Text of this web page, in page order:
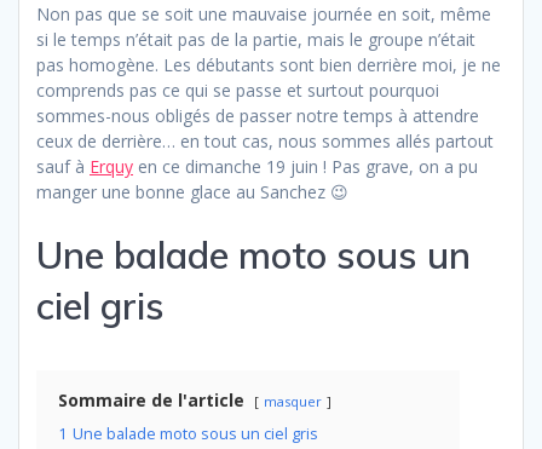
Non pas que se soit une mauvaise journée en soit, même
si le temps n’était pas de la partie, mais le groupe n’était
pas homogène. Les débutants sont bien derrière moi, je ne
comprends pas ce qui se passe et surtout pourquoi
sommes-nous obligés de passer notre temps à attendre
ceux de derrière… en tout cas, nous sommes allés partout
sauf à Erquy en ce dimanche 19 juin ! Pas grave, on a pu
manger une bonne glace au Sanchez 😉
Une balade moto sous un
ciel gris
Sommaire de l'article masquer
1 Une balade moto sous un ciel gris